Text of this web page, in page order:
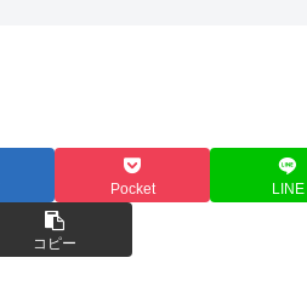
Pocket LINE
コピー